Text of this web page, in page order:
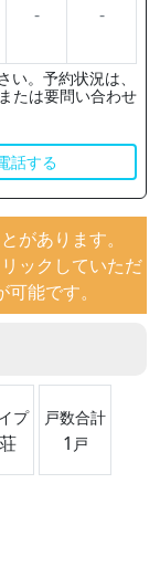
- -
い。予約状況は、
たは要問い合わせ
話する
があります。
ックしていただ
能です。
プ 戸数合計
1 戸